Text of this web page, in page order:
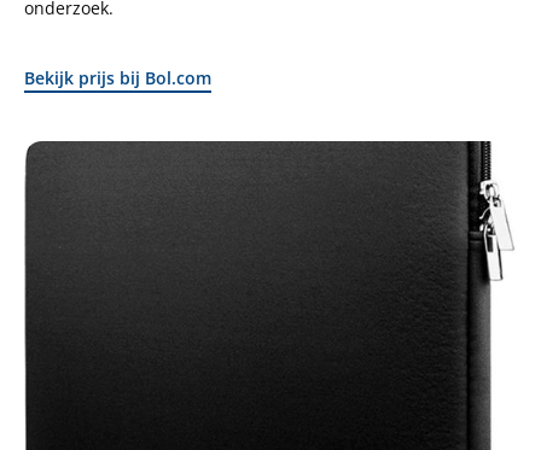
onderzoek.
Bekijk prijs bij Bol.com